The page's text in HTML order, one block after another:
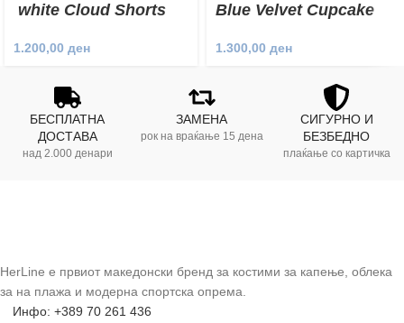
white Cloud Shorts
1.200,00 ден
Blue Velvet Cupcake
1.300,00 ден
БЕСПЛАТНА
ДОСТАВА
над 2.000 денари
ЗАМЕНА
рок на враќање 15 дена
СИГУРНО И
БЕЗБЕДНО
плаќање со картичка
HerLine е првиот македонски бренд за костими за капење, облека
за на плажа и модерна спортска опрема.
Инфо: +389 70 261 436